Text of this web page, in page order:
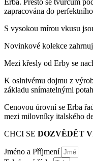
zapracována do
S vysokou mírou vkusu
Novinkové kolekce
Mezi křesly od Erby se
K oslnivému dojmu z
základu snímatelnými
Cenovou úrovní se Erba
mezi milovníky italského
CHCI SE DOZVĚDĚT
Jméno a Příjmení